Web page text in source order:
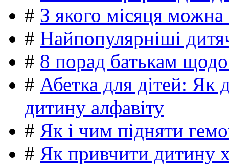
# З якого місяця можна
# Найпопулярніші
# 8 порад батькам
# Абетка для дітей: Як
дитину алфавіту
# Як і чим підняти
# Як привчити дитину